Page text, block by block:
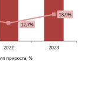
с Вашими
данные